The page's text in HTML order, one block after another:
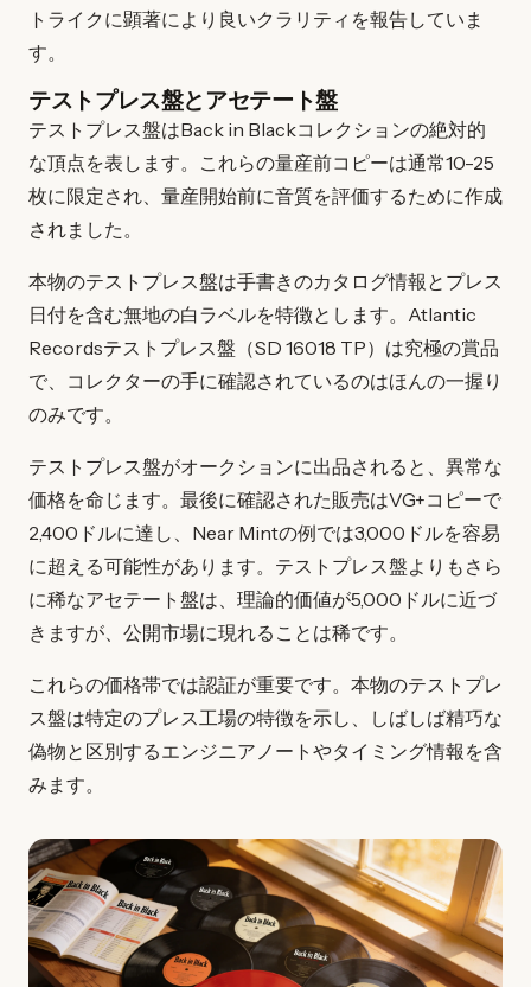
トライクに顕著により良いクラリティを報告していま
す。
テストプレス盤とアセテート盤
テストプレス盤はBack in Blackコレクションの絶対的
な頂点を表します。これらの量産前コピーは通常10-25
枚に限定され、量産開始前に音質を評価するために作成
されました。
本物のテストプレス盤は手書きのカタログ情報とプレス
日付を含む無地の白ラベルを特徴とします。Atlantic
Recordsテストプレス盤（SD 16018 TP）は究極の賞品
で、コレクターの手に確認されているのはほんの一握り
のみです。
テストプレス盤がオークションに出品されると、異常な
価格を命じます。最後に確認された販売はVG+コピーで
2,400ドルに達し、Near Mintの例では3,000ドルを容易
に超える可能性があります。テストプレス盤よりもさら
に稀なアセテート盤は、理論的価値が5,000ドルに近づ
きますが、公開市場に現れることは稀です。
これらの価格帯では認証が重要です。本物のテストプレ
ス盤は特定のプレス工場の特徴を示し、しばしば精巧な
偽物と区別するエンジニアノートやタイミング情報を含
みます。